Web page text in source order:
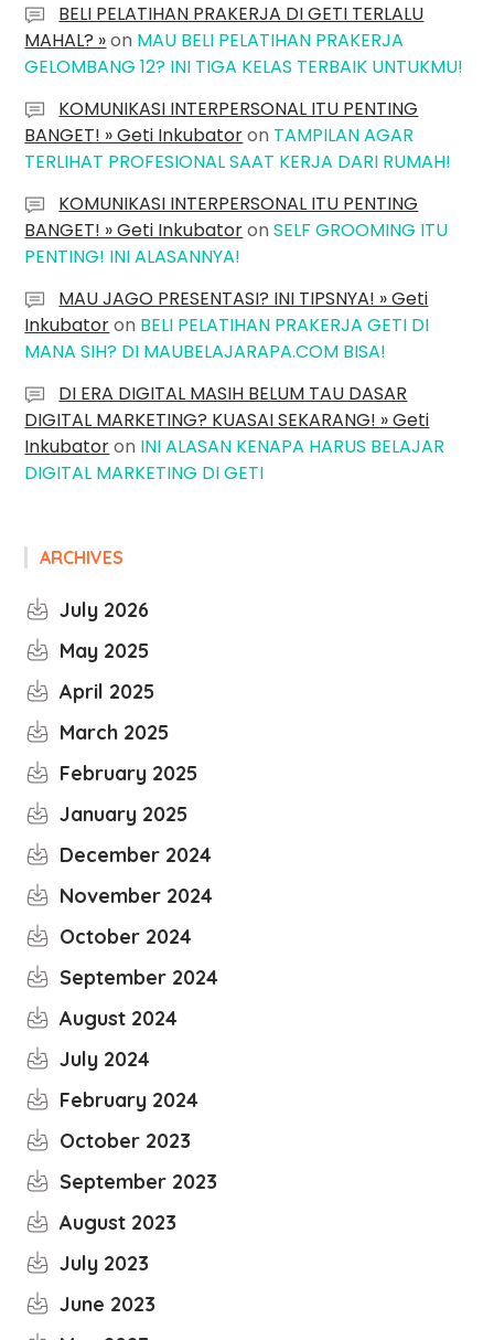
BELI PELATIHAN PRAKERJA DI GETI TERLALU
MAHAL? »on MAU BELI PELATIHAN PRAKERJA
GELOMBANG 12? INI TIGA KELAS TERBAIK UNTUKMU!
KOMUNIKASI INTERPERSONAL ITU PENTING
BANGET! » Geti Inkubatoron TAMPILAN AGAR
TERLIHAT PROFESIONAL SAAT KERJA DARI RUMAH!
KOMUNIKASI INTERPERSONAL ITU PENTING
BANGET! » Geti InkubatoronSELF GROOMING ITU
PENTING! INI ALASANNYA!
MAU JAGO PRESENTASI? INI TIPSNYA! » Geti
Inkubatoron BELI PELATIHAN PRAKERJA GETI DI
MANA SIH? DI MAUBELAJARAPA.COM BISA!
DI ERA DIGITAL MASIH BELUM TAU DASAR
DIGITAL MARKETING? KUASAI SEKARANG! » Geti
Inkubatoron INI ALASAN KENAPA HARUS BELAJAR
DIGITAL MARKETING DI GETI
ARCHIVES
July 2026
May 2025
April 2025
March 2025
February 2025
January 2025
December 2024
November 2024
October 2024
September 2024
August 2024
July 2024
February 2024
October 2023
September 2023
August 2023
July 2023
June 2023